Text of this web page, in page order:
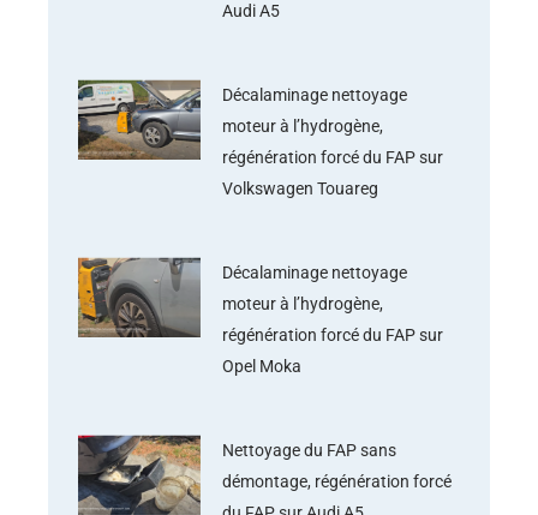
Audi A5
Décalaminage nettoyage
moteur à l’hydrogène,
régénération forcé du FAP sur
Volkswagen Touareg
Décalaminage nettoyage
moteur à l’hydrogène,
régénération forcé du FAP sur
Opel Moka
Nettoyage du FAP sans
démontage, régénération forcé